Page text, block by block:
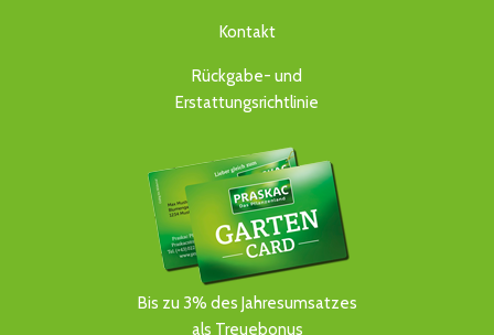
Kontakt
Rückgabe- und
Erstattungsrichtlinie
Bis zu 3% des Jahresumsatzes
als Treuebonus